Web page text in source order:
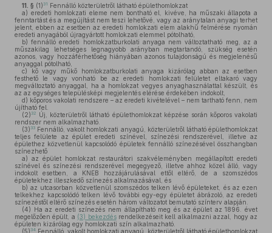
11. § (1) 31 Fennálló közterületről látható épülethomlokzat
a) eredeti homlokzati eleme nem bontható el, kivéve, ha műszaki állapota a
fenntartást és a megújítást nem teszi lehetővé, vagy az aránytalan anyagi terhet
jelent, ebben az esetben az eredeti homlokzati elem alakhű felmérése nyomán
eredeti anyagából újragyártott homlokzati elemmel pótolható,
b) fennálló eredeti homlokzatburkolati anyaga nem változtatható meg, az a
műszakilag lehetséges legnagyobb arányban megtartandó, szükség esetén
azonos, vagy hozzáférhetőség hiányában azonos tulajdonságú és megjelenésű
anyaggal pótolható,
c) kő vagy műkő homlokzatburkolati anyaga kizárólag abban az esetben
festhető le vagy vonható be az eredeti homlokzati felületet eltakaró vagy
megváltoztató anyaggal, ha a homlokzat vegyes anyaghasználattal készült, és
az az egységes településképi megjelentés elérése érdekében indokolt,
d) kőporos vakolati rendszere – az eredeti kivételével – nem tartható fenn, nem
újítható fel.
(2) 32
Új, közterületről látható épülethomlokzat képzése során kőporos vakolati
rendszer nem alkalmazható.
(3) 33 Fennálló, vakolt homlokzati anyagú, közterületről látható épülethomlokzat
teljes felülete az épület eredeti színével, színezési rendszerével, illetve az
épülethez közvetlenül kapcsolódó épületek fennálló színezésével összhangban
színezhető
a) az épület homlokzat restaurátori szakvéleményben megállapított eredeti
színével és színezési rendszerével megegyező, illetve ahhoz közel álló, vagy
indokolt esetben, a KNEB hozzájárulásával ettől eltérő, de a szomszédos
épületekhez illeszkedő színezés alkalmazásával, és
b) az utcasorban közvetlenül szomszédos telken lévő épületeket, és az ezen
telkekhez kapcsolódó telken lévő további egy-egy épületet ábrázoló, az eredeti
színezéstől eltérő színezés esetén három változatot bemutató színterv alapján.
(4) Ha az eredeti színezés nem állapítható meg és az épület az 1896. évet
megelőzően épült, a (3) bekezdésrendelkezéseit kell alkalmazni azzal, hogy az
épületen kizárólag egy homlokzati szín alkalmazható.
(5) 34 Fennálló, vakolt homlokzati anyagú, közterületről látható épülethomlokzat